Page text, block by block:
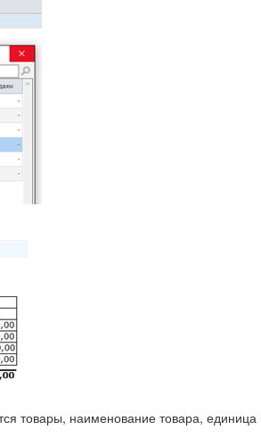
товары, наименование товара, единица